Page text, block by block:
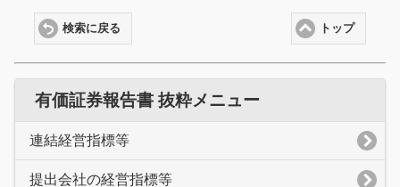
トップ
検索に戻る
有価証券報告書 抜粋メニュー
連結経営指標等
提出会社の経営指標等